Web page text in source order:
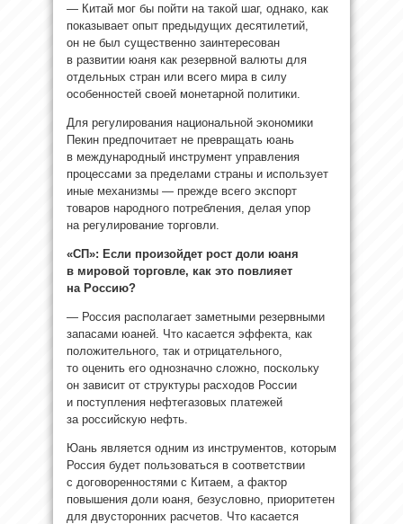
— Китай мог бы пойти на такой шаг, однако, как
показывает опыт предыдущих десятилетий,
он не был существенно заинтересован
в развитии юаня как резервной валюты для
отдельных стран или всего мира в силу
особенностей своей монетарной политики.
Для регулирования национальной экономики
Пекин предпочитает не превращать юань
в международный инструмент управления
процессами за пределами страны и использует
иные механизмы — прежде всего экспорт
товаров народного потребления, делая упор
на регулирование торговли.
«СП»: Если произойдет рост доли юаня
в мировой торговле, как это повлияет
на Россию?
— Россия располагает заметными резервными
запасами юаней. Что касается эффекта, как
положительного, так и отрицательного,
то оценить его однозначно сложно, поскольку
он зависит от структуры расходов России
и поступления нефтегазовых платежей
за российскую нефть.
Юань является одним из инструментов, которым
Россия будет пользоваться в соответствии
с договоренностями с Китаем, а фактор
повышения доли юаня, безусловно, приоритетен
для двусторонних расчетов. Что касается